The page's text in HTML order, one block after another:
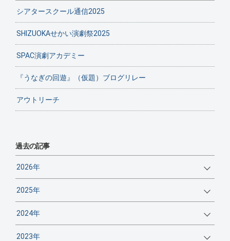
シアタースクール通信2025
SHIZUOKAせかい演劇祭2025
SPAC演劇アカデミー
『うなぎの回遊』（仮題）ブログリレー
アウトリーチ
過去の記事
2026年
2025年
2024年
2023年